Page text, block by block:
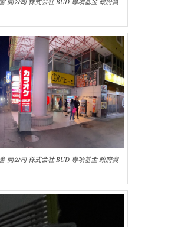
開公司 株式会社 BUD 專項基金 政府資